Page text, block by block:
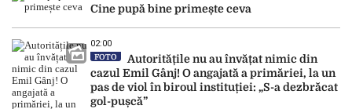
Cine pupă bine primește ceva
02:00
FOTO
Autoritățile nu au învățat nimic din
cazul Emil Gânj! O angajată a primăriei, la un
pas de viol în biroul instituției: „S-a dezbrăcat
gol-pușcă”